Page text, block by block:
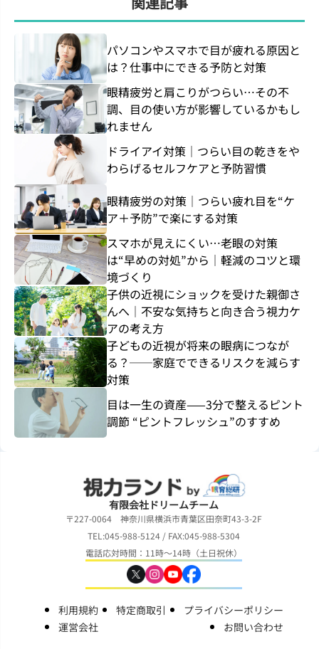
パソコンやスマホで目が疲れる原因と
は？仕事中にできる予防と対策
眼精疲労と肩こりがつらい…その不
調、目の使い方が影響しているかもし
れません
ドライアイ対策｜つらい目の乾きをや
わらげるセルフケアと予防習慣
眼精疲労の対策｜つらい疲れ目を“ケ
ア＋予防”で楽にする対策
スマホが見えにくい…老眼の対策
は“早めの対処”から｜軽減のコツと環
境づくり
子供の近視にショックを受けた親御さ
んへ｜不安な気持ちと向き合う視力ケ
アの考え方
子どもの近視が将来の眼病につなが
る？──家庭でできるリスクを減らす
対策
目は一生の資産——3分で整えるピント
調節 “ピントフレッシュ”のすすめ
有限会社ドリームチーム
〒227-0064 神奈川県横浜市青葉区田奈町43-3-2F
TEL:045-988-5124 / FAX:045-988-5304
電話応対時間：11時～14時（土日祝休）
利用規約 特定商取引
プライバシーポリシー
運営会社
お問い合わせ